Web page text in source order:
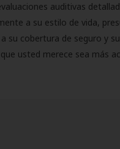
auditivas
a su estilo de vida,
su cobertura de seguro y
usted merece sea más